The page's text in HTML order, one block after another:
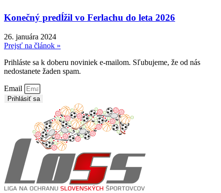
Konečný predĺžil vo Ferlachu do leta 2026
26. januára 2024
Prejsť na článok »
Prihláste sa k doberu noviniek e-mailom. Sľubujeme, že od nás
nedostanete žaden spam.
Email
Prihlásiť sa